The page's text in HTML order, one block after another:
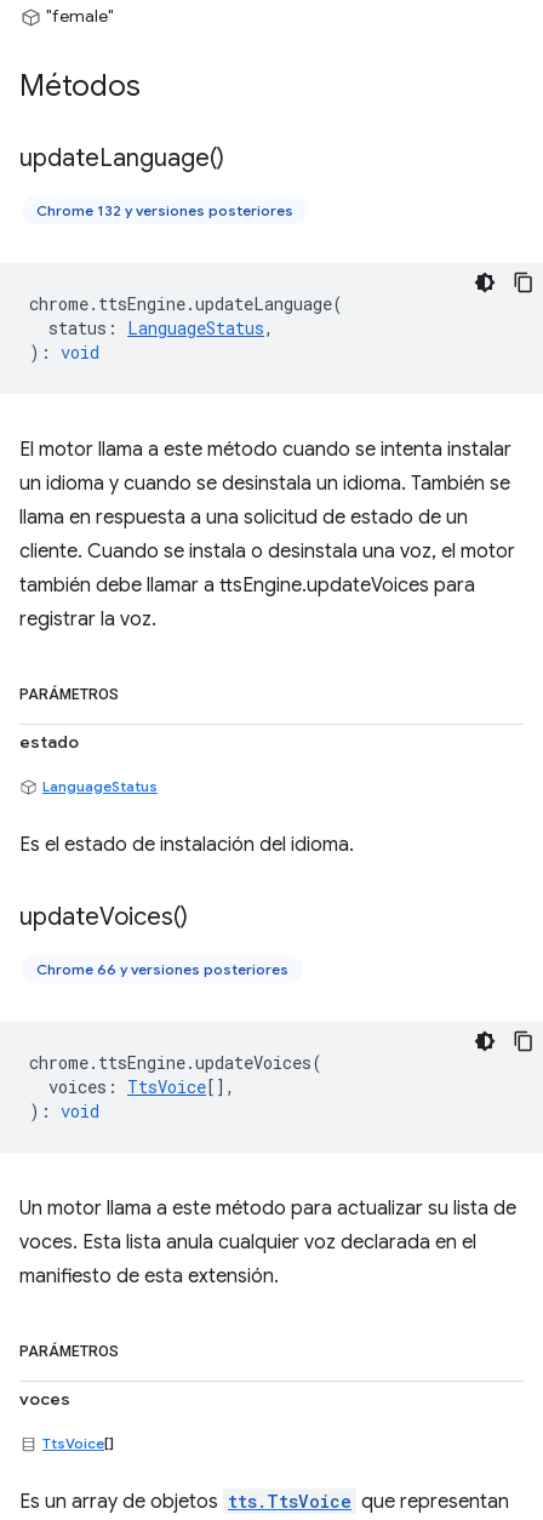
"female"
Métodos
updateLanguage()
Chrome 132 y versiones posteriores
chrome. ttsEngine.updateLanguage(
status : LanguageStatus,
) : void
El motor llama a este método cuando se intenta instalar
un idioma y cuando se desinstala un idioma. También se
llama en respuesta a una solicitud de estado de un
cliente. Cuando se instala o desinstala una voz, el motor
también debe llamar a ttsEngine.updateVoices para
registrar la voz.
PARÁMETROS
estado
LanguageStatus
Es el estado de instalación del idioma.
updateVoices()
Chrome 66 y versiones posteriores
chrome. ttsEngine.updateVoices(
voices : TtsVoice[],
) : void
Un motor llama a este método para actualizar su lista de
voces. Esta lista anula cualquier voz declarada en el
manifiesto de esta extensión.
PARÁMETROS
voces
TtsVoice[]
Es un array de objetos tts.TtsVoice que representan